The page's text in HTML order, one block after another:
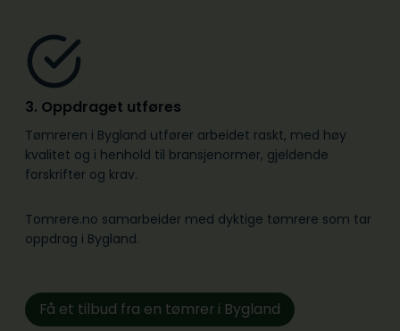
3. Oppdraget utføres
Tømreren i Bygland utfører arbeidet raskt, med høy
kvalitet og i henhold til bransje­normer, gjeldende
forskrifter og krav.
Tomrere.no samarbeider med dyktige tømrere som tar
oppdrag i Bygland.
Få et tilbud fra en tømrer i Bygland